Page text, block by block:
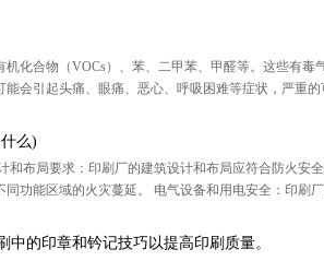
化合物（VOCs）、苯、二甲苯、甲醛等。这些有毒
会引起头痛、眼痛、恶心、呼吸困难等症状，严重的
么)
和布局要求：印刷厂的建筑设计和布局应符合防火安
功能区域的火灾蔓延。 电气设备和用电安全：印刷厂
的印章和钤记技巧以提高印刷质量。